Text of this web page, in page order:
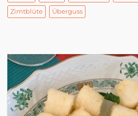
Zimtblüte Überguss